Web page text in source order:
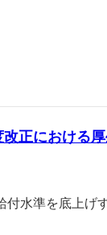
正における
水準を底上げ